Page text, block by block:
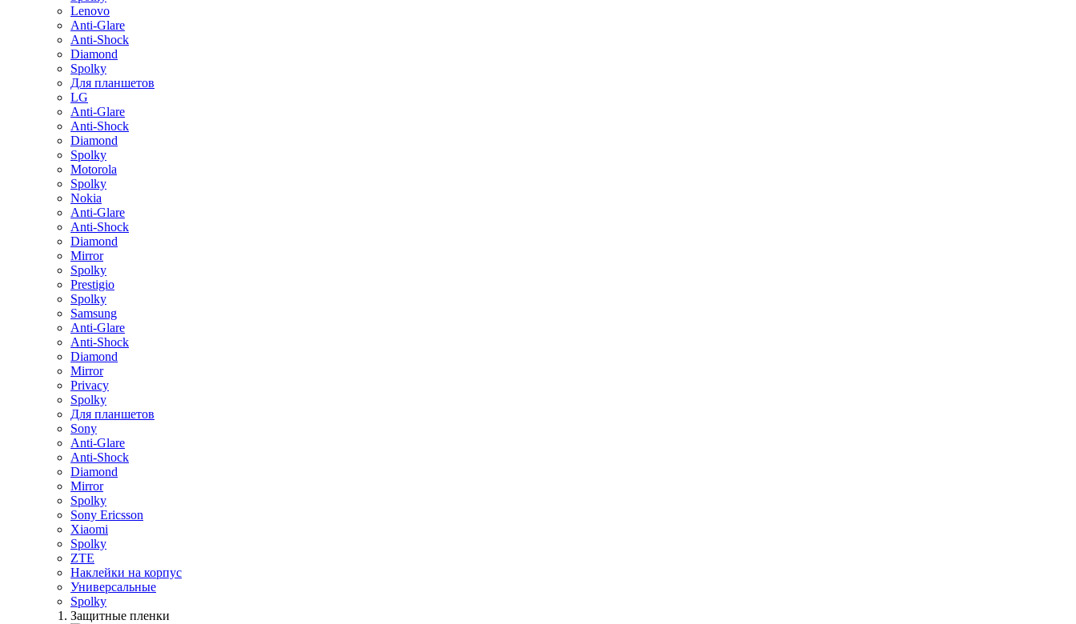
Lenovo
Anti-Glare
Anti-Shock
Diamond
Spolky
Для планшетов
LG
Anti-Glare
Anti-Shock
Diamond
Spolky
Motorola
Spolky
Nokia
Anti-Glare
Anti-Shock
Diamond
Mirror
Spolky
Prestigio
Spolky
Samsung
Anti-Glare
Anti-Shock
Diamond
Mirror
Privacy
Spolky
Для планшетов
Sony
Anti-Glare
Anti-Shock
Diamond
Mirror
Spolky
Sony Ericsson
Xiaomi
Spolky
ZTE
Наклейки на корпус
Универсальные
Spolky
Защитные пленки